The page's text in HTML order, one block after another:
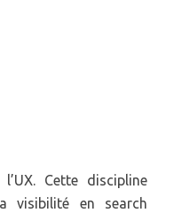
Cette discipline
visibilité en search